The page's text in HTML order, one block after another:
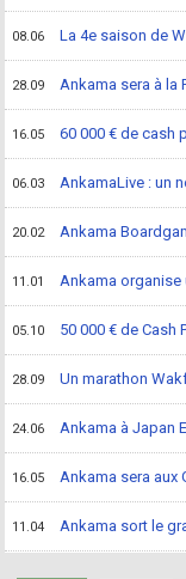
08.06 La 4e saison de
28.09 Ankama sera à la
16.05 60 000 € de cash
06.03 AnkamaLive : un
20.02 Ankama
11.01 Ankama organise
05.10 50 000 € de Cash
28.09 Un marathon
24.06 Ankama à Japan
16.05 Ankama sera aux
11.04 Ankama sort le